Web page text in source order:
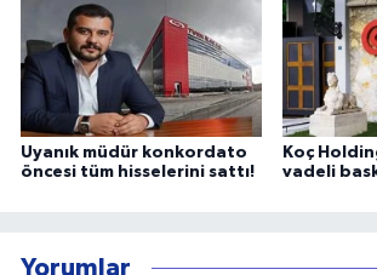
Uyanık müdür konkordato
öncesi tüm hisselerini sattı!
Koç
vadeli
Yorumlar